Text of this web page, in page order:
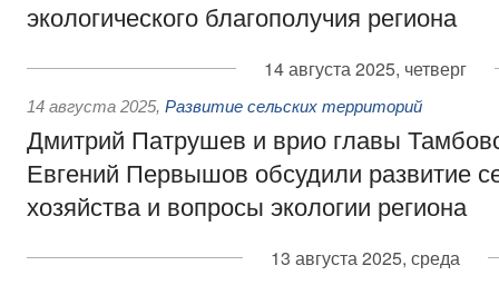
экологического благополучия региона
14 августа 2025, четверг
14 августа 2025, Развитие сельских территорий
Дмитрий Патрушев и врио главы
Евгений Первышов обсудили развитие
хозяйства и вопросы экологии региона
13 августа 2025, среда